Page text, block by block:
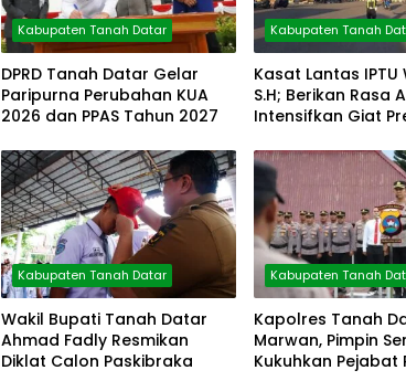
Kabupaten Tanah Datar
DPRD Tanah Datar Gelar
Paripurna Perubahan KUA
2026 dan PPAS Tahun 2027
Kabupaten Tanah
Kasat Lantas IPTU
S.H; Berikan Rasa
Intensifkan Giat
Kabupaten Tanah Datar
Wakil Bupati Tanah Datar
Ahmad Fadly Resmikan
Diklat Calon Paskibraka
Kabupaten Tanah
Kapolres Tanah
Marwan, Pimpin
Kukuhkan Pejabat